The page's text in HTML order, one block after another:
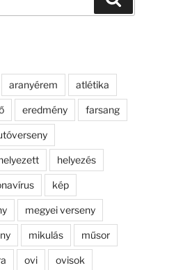
aranyérem atlétika
eredmény farsang
helyezés
kép
megyei verseny
mikulás műsor
ovi ovisok